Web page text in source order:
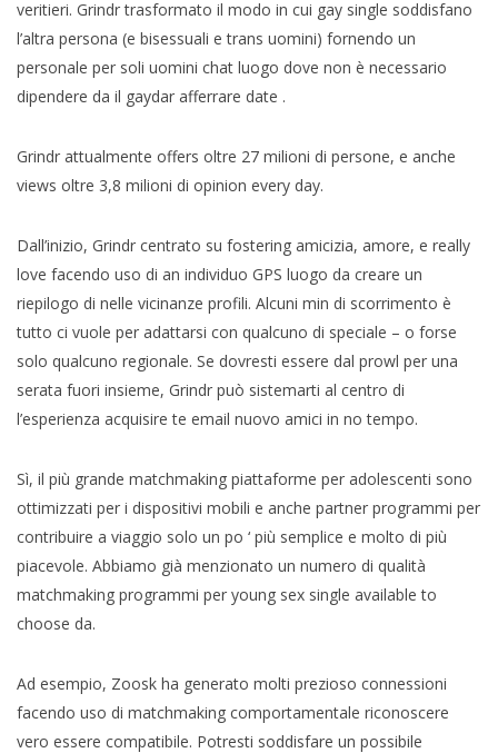
veritieri. Grindr trasformato il modo in cui gay single soddisfano
l’altra persona (e bisessuali e trans uomini) fornendo un
personale per soli uomini chat luogo dove non è necessario
dipendere da il gaydar afferrare date .
Grindr attualmente offers oltre 27 milioni di persone, e anche
views oltre 3,8 milioni di opinion every day.
Dall’inizio, Grindr centrato su fostering amicizia, amore, e really
love facendo uso di an individuo GPS luogo da creare un
riepilogo di nelle vicinanze profili. Alcuni min di scorrimento è
tutto ci vuole per adattarsi con qualcuno di speciale – o forse
solo qualcuno regionale. Se dovresti essere dal prowl per una
serata fuori insieme, Grindr può sistemarti al centro di
l’esperienza acquisire te email nuovo amici in no tempo.
Sì, il più grande matchmaking piattaforme per adolescenti sono
ottimizzati per i dispositivi mobili e anche partner programmi per
contribuire a viaggio solo un po ‘ più semplice e molto di più
piacevole. Abbiamo già menzionato un numero di qualità
matchmaking programmi per young sex single available to
choose da.
Ad esempio, Zoosk ha generato molti prezioso connessioni
facendo uso di matchmaking comportamentale riconoscere
vero essere compatibile. Potresti soddisfare un possibile